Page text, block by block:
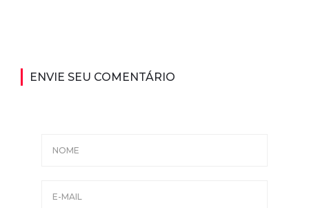
ENVIE SEU COMENTÁRIO